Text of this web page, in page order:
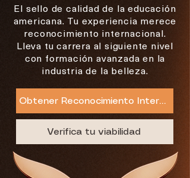
El sello de calidad de la educación
americana. Tu experiencia merece
reconocimiento internacional.
Lleva tu carrera al siguiente nivel
con formación avanzada en la
industria de la belleza.
Obtener Reconocimiento Internacional
Verifica tu viabilidad